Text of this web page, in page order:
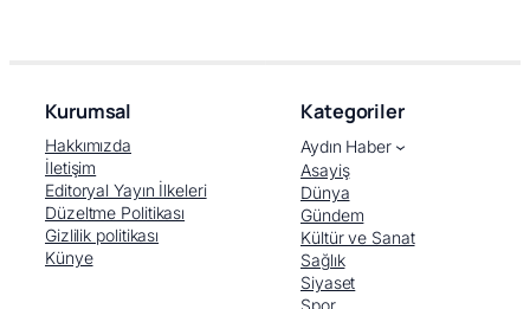
Kurumsal
Hakkımızda
İletişim
Editoryal Yayın İlkeleri
Düzeltme Politikası
Gizlilik politikası
Künye
Kategoriler
Aydın Haber
Asayiş
Dünya
Gündem
Kültür ve Sanat
Sağlık
Siyaset